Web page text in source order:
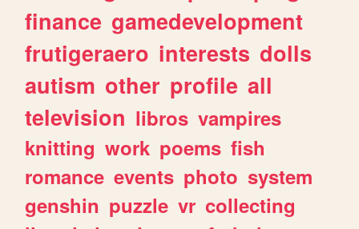
finance gamedevelopment
frutigeraero interests dolls
autism other profile all
television libros vampires
knitting work poems fish
romance events photo system
genshin puzzle vr collecting